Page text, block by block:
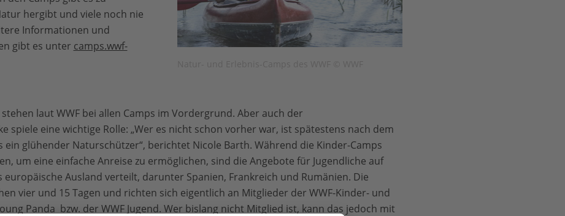
hergibt und viele noch nie
Informationen und
gibt es unter camps.wwf-
laut WWF bei allen Camps im Vordergrund. Aber auch der
spiele eine wichtige Rolle: „Wer es nicht schon vorher war, ist spätestens nach dem
ein glühender Naturschützer“, berichtet Nicole Barth. Während die Kinder-Camps
um eine einfache Anreise zu ermöglichen, sind die Angebote für Jugendliche auf
europäische Ausland verteilt, darunter Spanien, Frankreich und Rumänien. Die
vier und 15 Tagen und richten sich eigentlich an Mitglieder der WWF-Kinder- und
Panda bzw. der WWF Jugend. Wer bislang nicht Mitglied ist, kann das jedoch mit